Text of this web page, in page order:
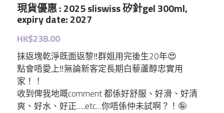
LG
Dr.Melaxin
Meditherapy
Sheibe
現貨優惠 : 2025 sliswiss 矽針gel 300ml,
expiry date: 2027
HK$238.00
抹返塊乾淨既面返黎‼️群姐用完後生20年😍
點會唔愛上‼️無論新客定長期白藜蘆醇忠實用
家！！
收到俾我地嘅comment 都係好舒服、好滑、好清
爽、好水、好正…..etc…你唔係仲未試啊？！🤪